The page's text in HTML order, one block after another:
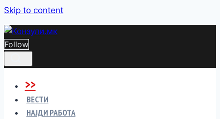
Skip to content
Follow
>>
ВЕСТИ
НАЈДИ РАБОТА